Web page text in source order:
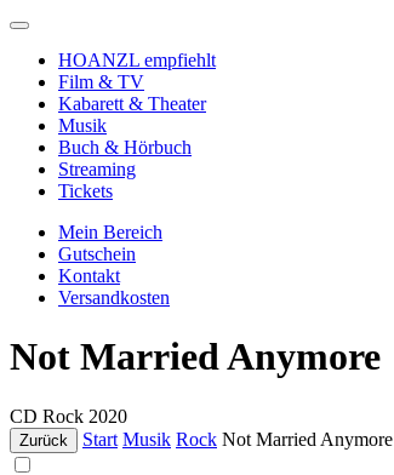
HOANZL empfiehlt
Film & TV
Kabarett & Theater
Musik
Buch & Hörbuch
Streaming
Tickets
Mein Bereich
Gutschein
Kontakt
Versandkosten
Not Married Anymore
CD Rock 2020
Zurück Start Musik Rock Not Married Anymore